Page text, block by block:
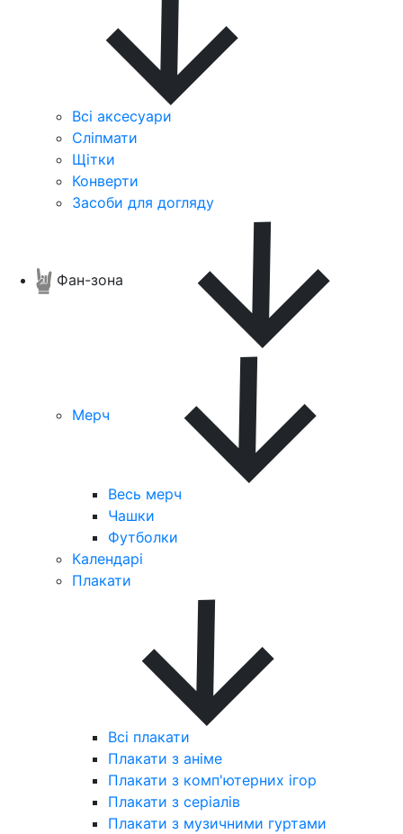
Всі аксесуари
Сліпмати
Щітки
Конверти
Засоби для догляду
Фан-зона
Мерч
Весь мерч
Чашки
Футболки
Календарі
Плакати
Всі плакати
Плакати з аніме
Плакати з комп'ютерних ігор
Плакати з серіалів
Плакати з музичними гуртами